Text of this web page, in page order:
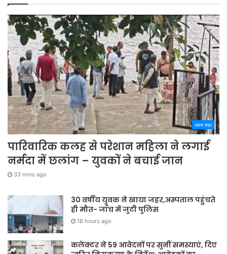
अपना शहर
पारिवारिक कलह से परेशान महिला ने लगाई
नर्मदा में छलांग – युवकों ने बचाई जान
33 mins ago
30 वर्षीय युवक ने खाया जहर,अस्पताल पहुंचते
ही मौत- जाँच में जुटी पुलिस
18 hours ago
कलेक्टर ने 59 आवेदनों पर सुनीं समस्याएं, दिए